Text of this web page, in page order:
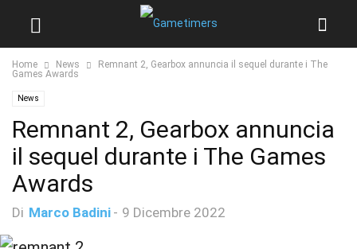
Home News
Remnant 2, Gearbox annuncia il sequel durante i The
Games Awards
News
Remnant 2, Gearbox annuncia
il sequel durante i The Games
Awards
Di Marco Badini - 9 Dicembre 2022